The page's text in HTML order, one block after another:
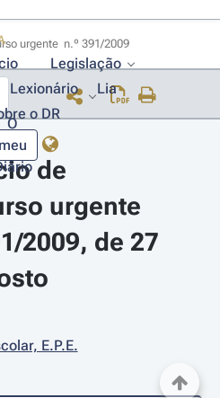
Legislação
Lexionário
Lia
o DR
O
meu
de
urgente
2009, de 27
E.P.E.